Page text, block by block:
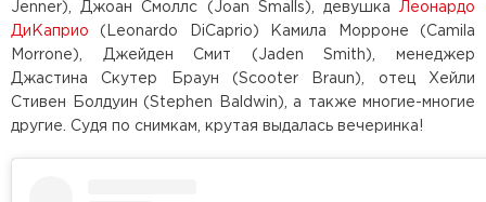
Jenner), Джоан Смоллс (Joan Smalls), девушкаЛеонардо
ДиКаприо (Leonardo DiCaprio) Камила Морроне (Camila
Morrone), Джейден Смит (Jaden Smith), менеджер
Джастина Скутер Браун (Scooter Braun), отец Хейли
Стивен Болдуин (Stephen Baldwin), а также многие-многие
другие. Судя по снимкам, крутая выдалась вечеринка!